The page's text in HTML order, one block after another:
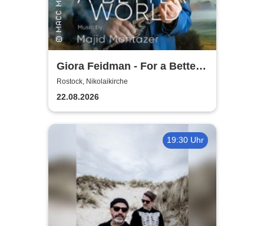
Giora Feidman - For a Better
World
Rostock, Nikolaikirche
22.08.2026
19:30 Uhr